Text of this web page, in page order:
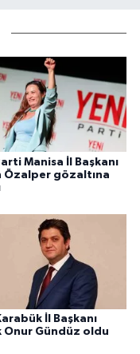
Manisa İl Başkanı
Özalper gözaltına
İl Başkanı
Onur Gündüz oldu